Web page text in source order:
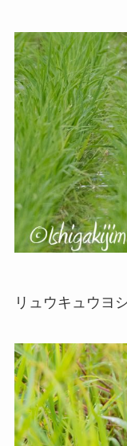
リュウキュウヨ